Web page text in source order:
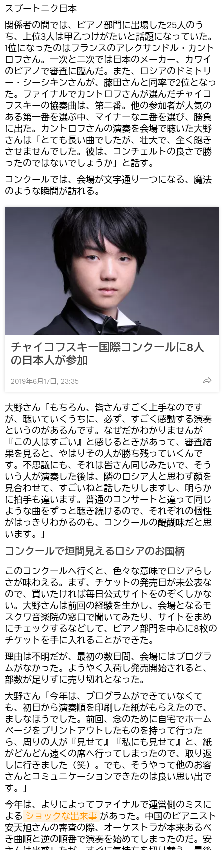
スプートニク日本
関係者の間では、ピアノ部門に出場した25人のう
ち、上位3人は甲乙つけがたいと話題になっていた。
1位になったのはフランスのアレクサンドル・カント
ロフさん。一次と二次では日本のメーカー、カワイ
のピアノで審査に臨んだ。また、ロシアのドミトリ
ー・シーシキンさんが、藤田さんと同率で2位となっ
た。ファイナルでカントロフさんが選んだチャイコ
フスキーの協奏曲は、第二番。他の参加者が人気の
ある第一番を選ぶ中、マイナーな二番を選び、勝負
に出た。カントロフさんの演奏を会場で聴いた大野
さんは「とても長い曲でしたが、壮大で、全く飽き
させませんでした。彼は、コンチェルトの良さで勝
ったのではないでしょうか」と話す。
コンクールでは、会場が文字通り一つになる、魔法
のような瞬間が訪れる。
チャイコフスキー国際コンクールに8人
の日本人が参加
2019年6月17日, 23:35
大野さん「もちろん、皆さんすごく上手なのです
が、聴いていくうちに、必ず、すごく感動する演奏
というのがあるんです。なぜだかわかりませんが
『この人はすごい』と感じるときがあって、審査結
果を見ると、やはりその人が勝ち残っていくんで
す。不思議にも、それは皆さん同じみたいで、そう
いう人が演奏した後は、隣のロシア人と思わず顔を
見合わせて、すごいねと話したりしますし、明らか
に拍手も違います。普通のコンサートと違って同じ
ような曲をずっと聴き続けるので、それぞれの個性
がはっきりわかるのも、コンクールの醍醐味だと思
います。」
コンクールで垣間見えるロシアのお国柄
このコンクールへ行くと、色々な意味でロシアらし
さが味わえる。まず、チケットの発売日が未公表な
ので、買いたければ毎日公式サイトをのぞくしかな
い。大野さんは前回の経験を生かし、会場となるモ
スクワ音楽院の窓口で聞いてみたり、サイトをまめ
にチェックするなどして、ピアノ部門を中心に8枚の
チケットを手に入れることができた。
理由は不明だが、最初の数日間、会場にはプログラ
ムがなかった。ようやく入荷し発売開始されると、
部数が足りずに売り切れとなった。
大野さん「今年は、プログラムができていなくて
も、初日から演奏順を印刷した紙がもらえたので、
ましなほうでした。前回、念のために自宅でホーム
ページをプリントアウトしたものを持って行った
ら、周りの人が『見せて』『私にも見せて』と、紙
がどんどん遠くの席へ行ってしまったので、取り返
しに行きました（笑）。でも、そうやって他のお客
さんとコミュニケーションできたのは良い思い出で
す。」
今年は、よりによってファイナルで運営側のミスに
よる ショックな出来事 があった。中国のピアニスト
安天旭さんの審査の際、オーケストラが本来あるべ
き曲順と逆の順番で演奏を始めてしまったのだ。安